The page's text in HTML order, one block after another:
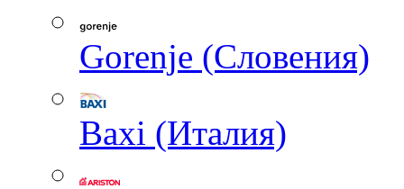
Gorenje (Словения)
Baxi (Италия)